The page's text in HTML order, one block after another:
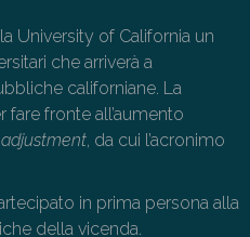
University of California un
che arriverà a
californiane. La
fronte all’aumento
, da cui l’acronimo
in prima persona alla
della vicenda.